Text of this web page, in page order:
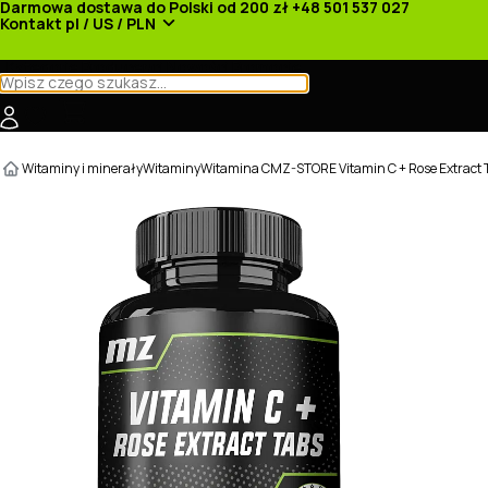
Darmowa dostawa do Polski od 200 zł +48 501 537 027
Kontakt pl / US / PLN
Witaminy i minerałyWitaminyWitamina CMZ-STORE Vitamin C + Rose Extract